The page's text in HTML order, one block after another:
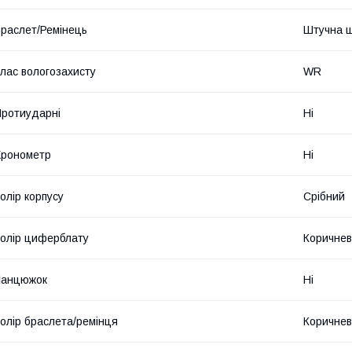
Ремінець Штучна
вологозахисту WR
Ні
Ні
корпусу Срібний
циферблату
Ні
браслета/ремінця